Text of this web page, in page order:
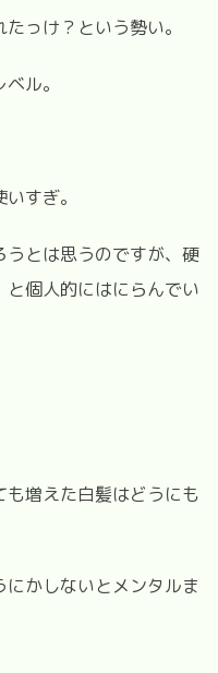
っけ？という勢い。
ル。
すぎ。
とは思うのですが、硬
個人的にはにらんでい
増えた白髪はどうにも
かしないとメンタルま